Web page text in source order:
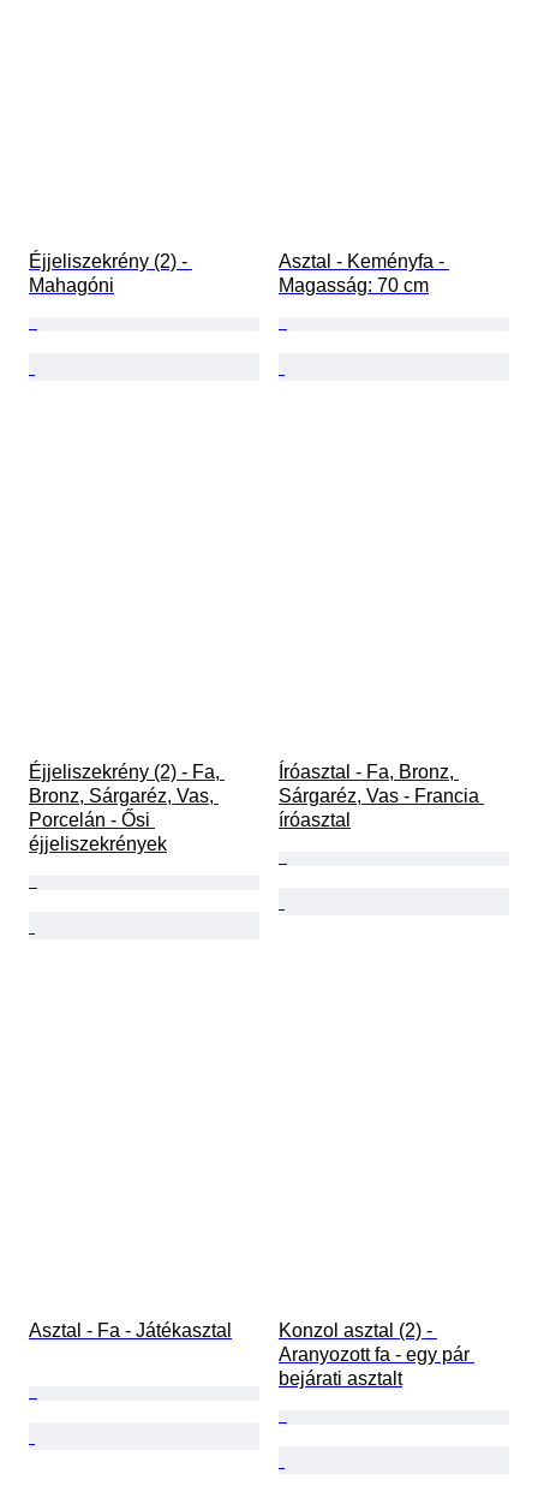
Éjjeliszekrény (2) -
Mahagóni
Asztal - Keményfa -
Magasság: 70 cm
Éjjeliszekrény (2) - Fa,
Bronz, Sárgaréz, Vas,
Porcelán - Ősi
éjjeliszekrények
Íróasztal - Fa, Bronz,
Sárgaréz, Vas - Francia
íróasztal
Asztal - Fa - Játékasztal
Konzol asztal (2) -
Aranyozott fa - egy pár
bejárati asztalt